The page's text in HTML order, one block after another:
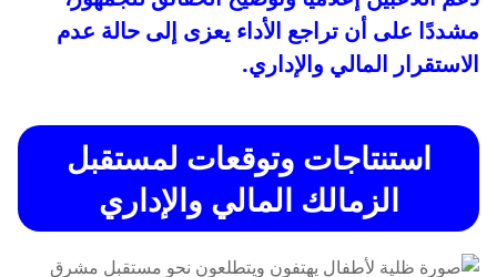
مشددًا على أن تراجع الأداء يعزى إلى حالة عدم
الاستقرار المالي والإداري.
استنتاجات وتوقعات لمستقبل
الزمالك المالي والإداري